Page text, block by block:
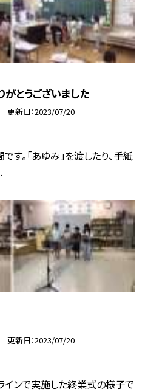
とうございました
更新日 2023/07/20
。「あゆみ」を渡したり、手紙
更新日 2023/07/20
インで実施した終業式の様子で